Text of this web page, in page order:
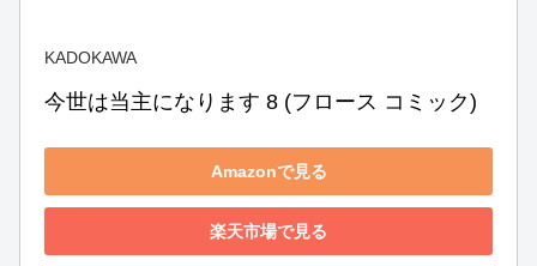
KADOKAWA
今世は当主になります 8 (フロース コミック)
Amazonで見る
楽天市場で見る